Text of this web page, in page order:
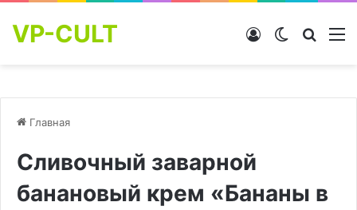
VP-CULT Switch skin
Войти
Главная
Сливочный заварной
банановый крем «Бананы в